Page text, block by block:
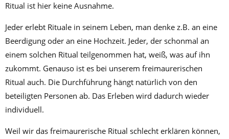
Ritual ist hier keine Ausnahme.
Jeder erlebt Rituale in seinem Leben, man denke z.B. an eine
Beerdigung oder an eine Hochzeit. Jeder, der schonmal an
einem solchen Ritual teilgenommen hat, weiß, was auf ihn
zukommt. Genauso ist es bei unserem freimaurerischen
Ritual auch. Die Durchführung hängt natürlich von den
beteiligten Personen ab. Das Erleben wird dadurch wieder
individuell.
Weil wir das freimaurerische Ritual schlecht erklären können,